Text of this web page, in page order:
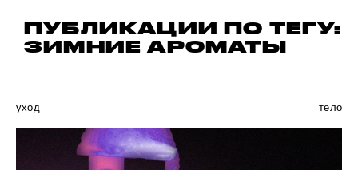
ПУБЛИКАЦИИ ПО ТЕГУ:
ЗИМНИЕ АРОМАТЫ
уход тело